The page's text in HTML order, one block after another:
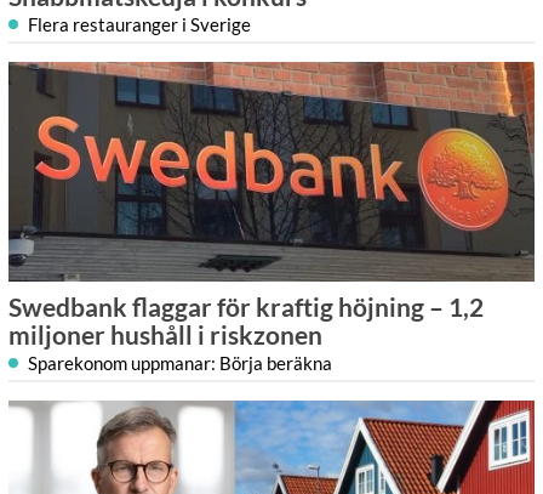
Flera restauranger i Sverige
Swedbank flaggar för kraftig höjning – 1,2
miljoner hushåll i riskzonen
Sparekonom uppmanar: Börja beräkna